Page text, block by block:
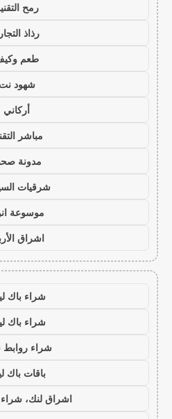
رمح
رذاذ
طعم
شهود نت
أركاني
مباشر
مدونة
شرقيات
موسوعة
اشراق
شراء باك
شراء باك
شراء روابط
باقات باك
اشراق لنك، شراء